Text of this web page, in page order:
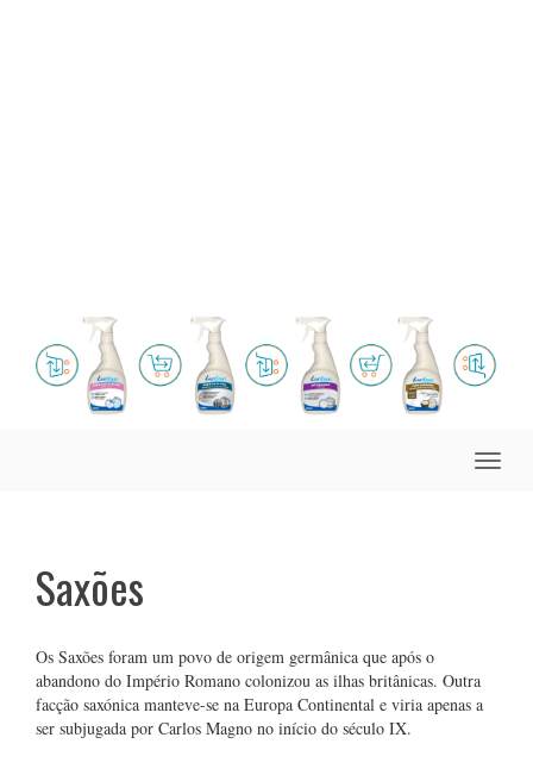
Toggle
Saxões
Os Saxões foram um povo de origem germânica que após o
abandono do Império Romano colonizou as ilhas britânicas. Outra
facção saxónica manteve-se na Europa Continental e viria apenas a
ser subjugada por Carlos Magno no início do século IX.